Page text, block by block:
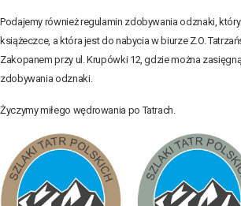
Podajemy również regulamin zdobywania odznaki,
książeczce, a która jest do nabycia w biurze Z.O.
Zakopanem przy ul. Krupówki 12, gdzie można
zdobywania odznaki.
Życzymy miłego wędrowania po Tatrach.